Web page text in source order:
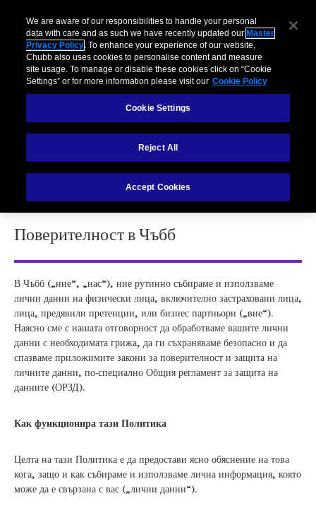
ГЕНЕРАЛНА ПОЛИТИКА ЗА
ПОВЕРИТЕЛНОСТ НА ЧЪББ
Поверителност в Чъбб
В Чъбб („ние“, „нас“), ние рутинно събираме и използваме
лични данни на физически лица, включително застраховани лица,
лица, предявили претенции, или бизнес партньори („вие“).
Наясно сме с нашата отговорност да обработваме вашите лични
данни с необходимата грижа, да ги съхраняваме безопасно и да
спазваме приложимите закони за поверителност и защита на
личните данни, по-специално Общия регламент за защита на
данните (ОРЗД).
Как функционира тази Политика
Целта на тази Политика е да предостави ясно обяснение на това
кога, защо и как събираме и използваме лична информация, която
може да е свързана с вас („лични данни“).
We are aware of our responsibilities to handle your personal
data with care and as such we have recently updated our Master
Privacy Policy. To enhance your experience of our website,
Chubb also uses cookies to personalise content and measure
site usage. To manage or disable these cookies click on “Cookie
Settings” or for more information please visit our Cookie Policy
Cookie Settings
Reject All
Accept Cookies